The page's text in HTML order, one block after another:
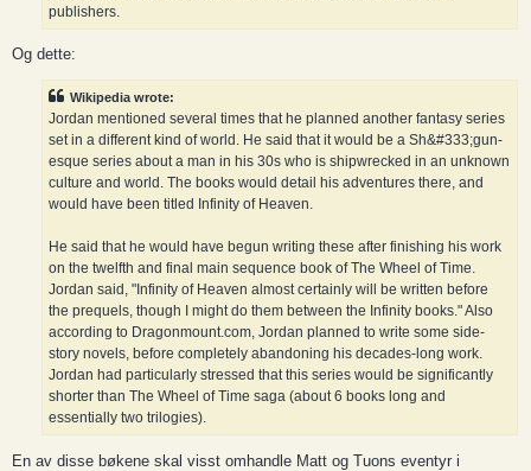
publishers.
Og dette:
Wikipedia wrote:
Jordan mentioned several times that he planned another fantasy series
set in a different kind of world. He said that it would be a Sh&#333;gun-
esque series about a man in his 30s who is shipwrecked in an unknown
culture and world. The books would detail his adventures there, and
would have been titled Infinity of Heaven.
He said that he would have begun writing these after finishing his work
on the twelfth and final main sequence book of The Wheel of Time.
Jordan said, "Infinity of Heaven almost certainly will be written before
the prequels, though I might do them between the Infinity books." Also
according to Dragonmount.com, Jordan planned to write some side-
story novels, before completely abandoning his decades-long work.
Jordan had particularly stressed that this series would be significantly
shorter than The Wheel of Time saga (about 6 books long and
essentially two trilogies).
En av disse bøkene skal visst omhandle Matt og Tuons eventyr i